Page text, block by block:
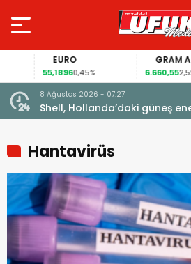
EURO
55,18960,45%
GRAM
6.660,552,59%
8 Ağustos 2026 - 07:27
Shell, Hollanda’daki güneş
elden çıkarıyor
Hantavirüs